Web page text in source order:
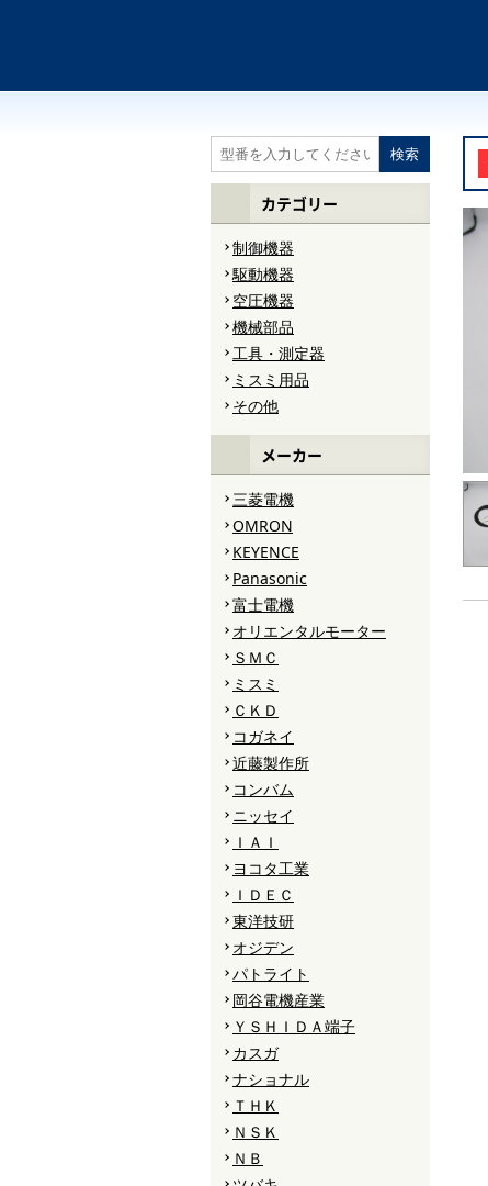
カテゴリー
制御機器
駆動機器
空圧機器
機械部品
工具・測定器
ミスミ用品
その他
メーカー
三菱電機
OMRON
KEYENCE
Panasonic
富士電機
オリエンタルモーター
ＳＭＣ
ミスミ
ＣＫＤ
コガネイ
近藤製作所
コンバム
ニッセイ
ＩＡＩ
ヨコタ工業
ＩＤＥＣ
東洋技研
オジデン
パトライト
岡谷電機産業
ＹＳＨＩＤＡ端子
カスガ
ナショナル
ＴＨＫ
ＮＳＫ
ＮＢ